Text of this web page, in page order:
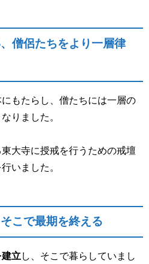
僧侶たちをより一層律
もたらし、僧たちには一層の
りました。
大寺に授戒を行うための戒壇
行いました。
こで最期を終える
立 し、そこで暮らしていまし